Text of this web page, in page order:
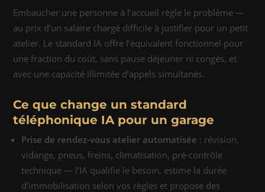
Embaucher une personne à l’accueil règle le problème —
au prix d’un salaire chargé difficile à justifier pour un petit
atelier. Le standard IA offre l’équivalent fonctionnel pour
une fraction du coût, sans pause déjeuner ni congés, et
avec une capacité illimitée d’appels simultanés.
Ce que change un standard
téléphonique IA pour un garage
Prise de rendez-vous atelier automatisée : révision,
vidange, pneus, freins, climatisation, pré-contrôle
technique — l’IA qualifie le besoin, estime la durée
d’immobilisation selon vos règles et propose des